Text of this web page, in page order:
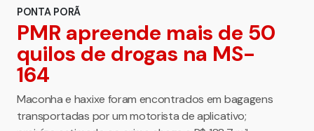
PONTA PORÃ
PMR apreende mais de 50
quilos de drogas na MS-
164
Maconha e haxixe foram encontrados em bagagens
transportadas por um motorista de aplicativo;